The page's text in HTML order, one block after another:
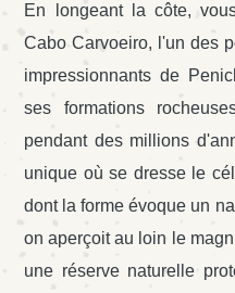
En longeant la côte,
Cabo Carvoeiro, l'un des
impressionnants de
ses formations
pendant des millions
unique où se dresse le
dont la forme évoque un
on aperçoit au loin le
une réserve naturelle